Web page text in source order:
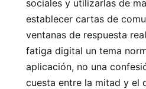
sociales y utilizarlas de
establecer cartas de
ventanas de respuesta
fatiga digital un tema
aplicación, no una
cuesta entre la mitad y el